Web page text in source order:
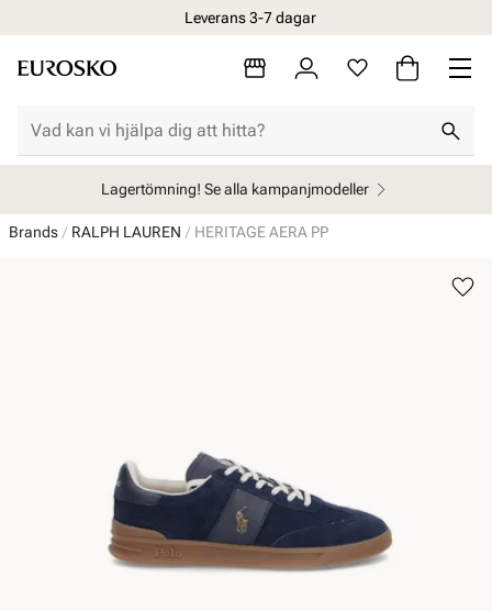
Leverans 3-7 dagar
Lagertömning! Se alla kampanjmodeller
Brands RALPH LAUREN HERITAGE AERA PP